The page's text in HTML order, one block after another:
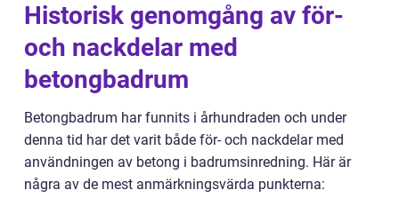
Historisk genomgång av för-
och nackdelar med
betongbadrum
Betongbadrum har funnits i århundraden och under
denna tid har det varit både för- och nackdelar med
användningen av betong i badrumsinredning. Här är
några av de mest anmärkningsvärda punkterna: